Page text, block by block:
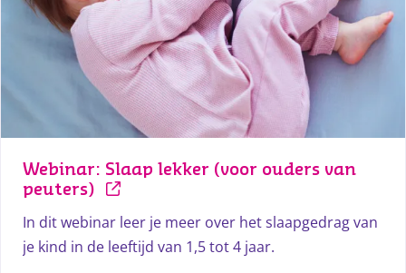
Webinar: Slaap lekker (voor ouders van
peuters)
In dit webinar leer je meer over het slaapgedrag van
je kind in de leeftijd van 1,5 tot 4 jaar.